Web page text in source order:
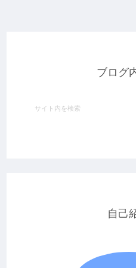
ブログ
自己